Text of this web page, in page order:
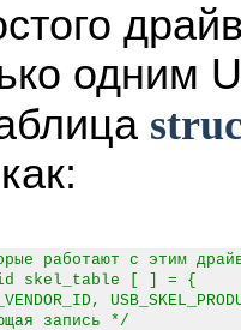
одним
работают с этим
skel_table [ ] = {
запись */